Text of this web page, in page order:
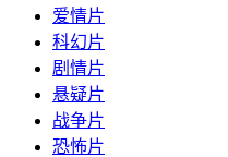
爱情片
科幻片
剧情片
悬疑片
战争片
恐怖片